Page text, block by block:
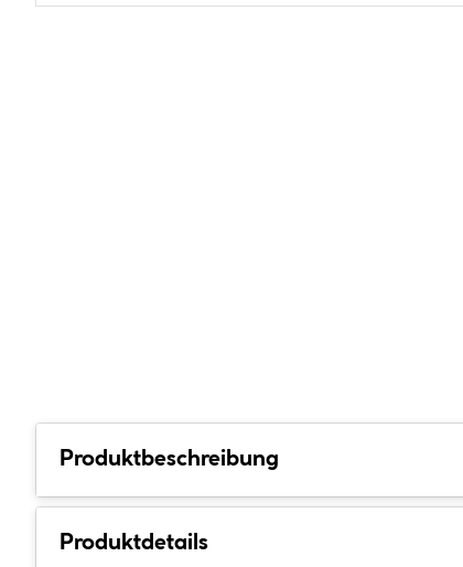
Produktbeschreibung
Produktdetails